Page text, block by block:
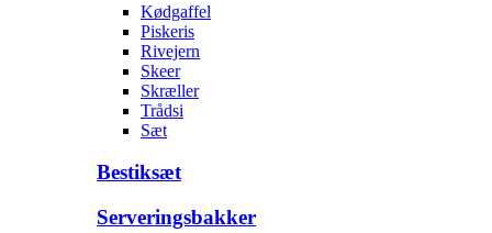
Kødgaffel
Piskeris
Rivejern
Skeer
Skræller
Trådsi
Sæt
Bestiksæt
Serveringsbakker